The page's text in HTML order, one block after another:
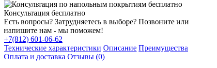
Консультация бесплатно
Есть вопросы? Затрудняетесь в выборе? Позвоните или
напишите нам - мы поможем!
+7(812) 601-06-62
Технические характеристики Описание Преимущества
Оплата и доставка Отзывы (0)